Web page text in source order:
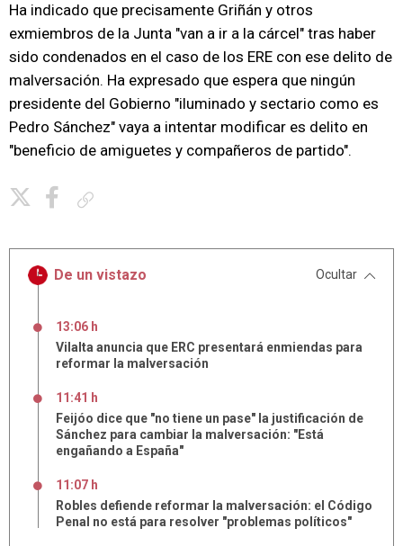
Ha indicado que precisamente Griñán y otros
exmiembros de la Junta "van a ir a la cárcel" tras haber
sido condenados en el caso de los ERE con ese delito de
malversación. Ha expresado que espera que ningún
presidente del Gobierno "iluminado y sectario como es
Pedro Sánchez" vaya a intentar modificar es delito en
"beneficio de amiguetes y compañeros de partido".
De un vistazo Ocultar
13:06 h
Vilalta anuncia que ERC presentará enmiendas para
reformar la malversación
11:41 h
Feijóo dice que "no tiene un pase" la justificación de
Sánchez para cambiar la malversación: "Está
engañando a España"
11:07 h
Robles defiende reformar la malversación: el Código
Penal no está para resolver "problemas políticos"